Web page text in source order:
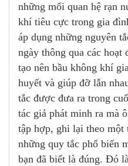
những mối quan hệ rạn
khí tiêu cực trong gia
áp dụng những nguyên
ngày thông qua các
tạo nên bầu không khí
huyết và giúp đỡ lẫn
tắc được đưa ra trong
tác giả phát minh ra mà
tập hợp, ghi lại theo
những quy tắc phổ biến
bạn đã biết là đúng. Đó